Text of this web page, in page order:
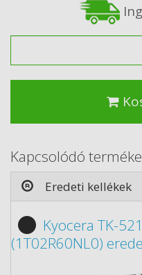
Kapcsolódó
Eredeti kellékek
Kyocera TK-
(1T02R60NL0)